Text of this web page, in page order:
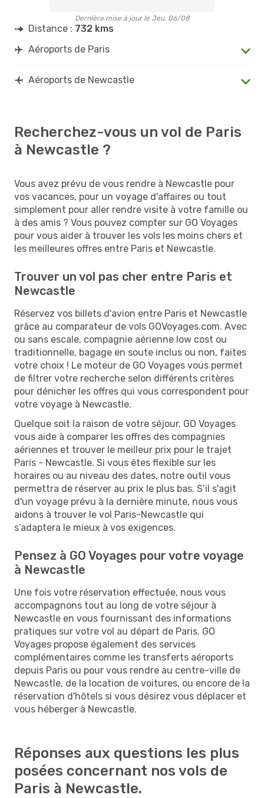
Dernière mise à jour le Jeu. 06/08
Distance : 732 kms
Aéroports de Paris
Aéroports de Newcastle
Recherchez-vous un vol de Paris
à Newcastle ?
Vous avez prévu de vous rendre à Newcastle pour
vos vacances, pour un voyage d'affaires ou tout
simplement pour aller rendre visite à votre famille ou
à des amis ? Vous pouvez compter sur GO Voyages
pour vous aider à trouver les vols les moins chers et
les meilleures offres entre Paris et Newcastle.
Trouver un vol pas cher entre Paris et
Newcastle
Réservez vos billets d'avion entre Paris et Newcastle
grâce au comparateur de vols GOVoyages.com. Avec
ou sans escale, compagnie aérienne low cost ou
traditionnelle, bagage en soute inclus ou non, faites
votre choix ! Le moteur de GO Voyages vous permet
de filtrer votre recherche selon différents critères
pour dénicher les offres qui vous correspondent pour
votre voyage à Newcastle.
Quelque soit la raison de votre séjour, GO Voyages
vous aide à comparer les offres des compagnies
aériennes et trouver le meilleur prix pour le trajet
Paris - Newcastle. Si vous êtes flexible sur les
horaires ou au niveau des dates, notre outil vous
permettra de réserver au prix le plus bas. S’il s'agit
d'un voyage prévu à la dernière minute, nous vous
aidons à trouver le vol Paris-Newcastle qui
s’adaptera le mieux à vos exigences.
Pensez à GO Voyages pour votre voyage
à Newcastle
Une fois votre réservation effectuée, nous vous
accompagnons tout au long de votre séjour à
Newcastle en vous fournissant des informations
pratiques sur votre vol au départ de Paris. GO
Voyages propose également des services
complémentaires comme les transferts aéroports
depuis Paris ou pour vous rendre au centre-ville de
Newcastle, de la location de voitures, ou encore de la
réservation d'hôtels si vous désirez vous déplacer et
vous héberger à Newcastle.
Réponses aux questions les plus
posées concernant nos vols de
Paris à Newcastle.